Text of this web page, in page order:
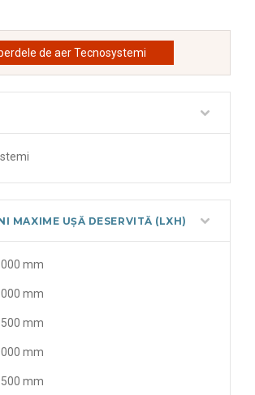
de aer Tecnosystemi
MAXIME UȘĂ DESERVITĂ (LXH)
mm
mm
mm
mm
mm